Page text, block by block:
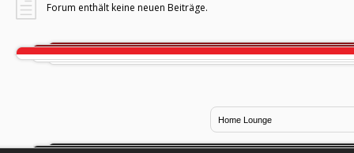
Forum enthält keine neuen Beiträge.